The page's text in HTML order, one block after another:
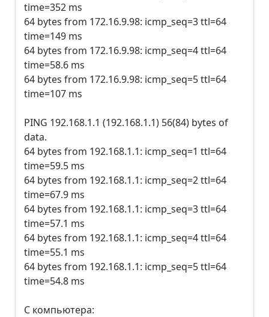
time=352 ms
64 bytes from 172.16.9.98: icmp_seq=3 ttl=64
time=149 ms
64 bytes from 172.16.9.98: icmp_seq=4 ttl=64
time=58.6 ms
64 bytes from 172.16.9.98: icmp_seq=5 ttl=64
time=107 ms
PING 192.168.1.1 (192.168.1.1) 56(84) bytes of
data.
64 bytes from 192.168.1.1: icmp_seq=1 ttl=64
time=59.5 ms
64 bytes from 192.168.1.1: icmp_seq=2 ttl=64
time=67.9 ms
64 bytes from 192.168.1.1: icmp_seq=3 ttl=64
time=57.1 ms
64 bytes from 192.168.1.1: icmp_seq=4 ttl=64
time=55.1 ms
64 bytes from 192.168.1.1: icmp_seq=5 ttl=64
time=54.8 ms
С компьютера: